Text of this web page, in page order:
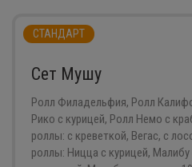
СТАНДАРТ
Сет Мушу
Ролл Филадельфия, Ролл
Рико с курицей, Ролл Немо с
роллы: с креветкой, Вегас, с
роллы: Ницца с курицей,